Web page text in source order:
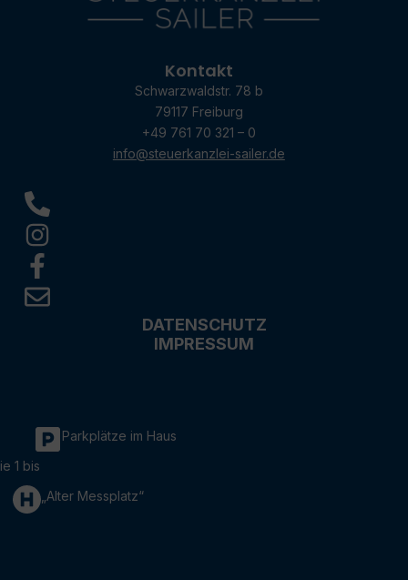
Kontakt
Schwarzwaldstr. 78 b
79117 Freiburg
+49 761 70 321 – 0
info@steuerkanzlei-sailer.de
DATENSCHUTZ
IMPRESSUM
Parkplätze im Haus
1 bis
„Alter Messplatz“